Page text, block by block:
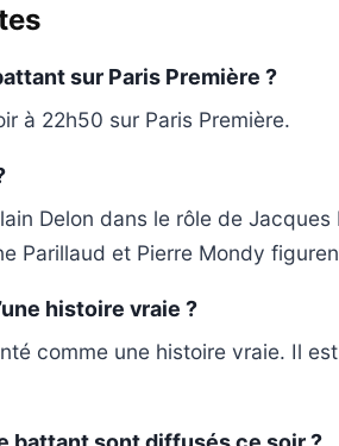
sur Paris Première ?
à 22h50 sur Paris Première.
Delon dans le rôle de Jacques
Parillaud et Pierre Mondy
histoire vraie ?
comme une histoire vraie. Il